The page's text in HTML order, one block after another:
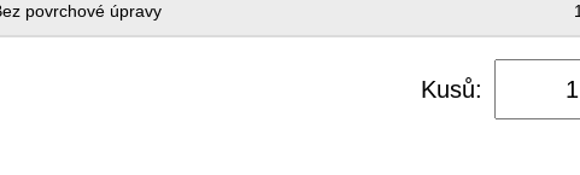
povrchové úpravy
Kusů: